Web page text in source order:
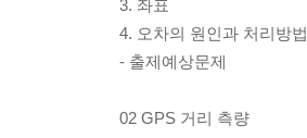
3. 좌표
4. 오차의 원인과 처리방법
- 출제예상문제
02 GPS 거리 측량